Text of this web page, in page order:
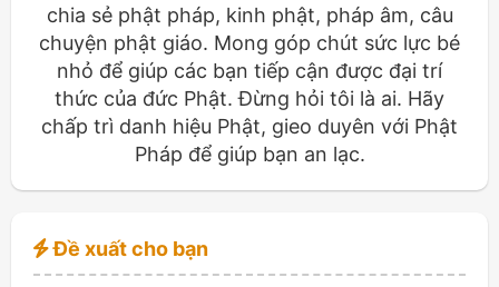
chia sẻ phật pháp, kinh phật, pháp âm, câu
chuyện phật giáo. Mong góp chút sức lực bé
nhỏ để giúp các bạn tiếp cận được đại trí
thức của đức Phật. Đừng hỏi tôi là ai. Hãy
chấp trì danh hiệu Phật, gieo duyên với Phật
Pháp để giúp bạn an lạc.
Đề xuất cho bạn